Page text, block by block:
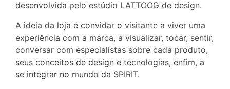
desenvolvida pelo estúdio LATTOOG de design.
A ideia da loja é convidar o visitante a viver uma
experiência com a marca, a visualizar, tocar, sentir,
conversar com especialistas sobre cada produto,
seus conceitos de design e tecnologias, enfim, a
se integrar no mundo da SPIRIT.